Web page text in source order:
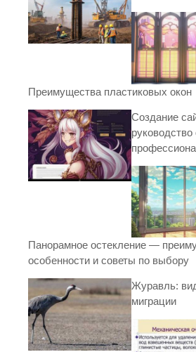
Преимущества пластиковых окон
Создание
руководство
Панорамное остекление —
особенности и советы по выбору
Журавль:
миграции